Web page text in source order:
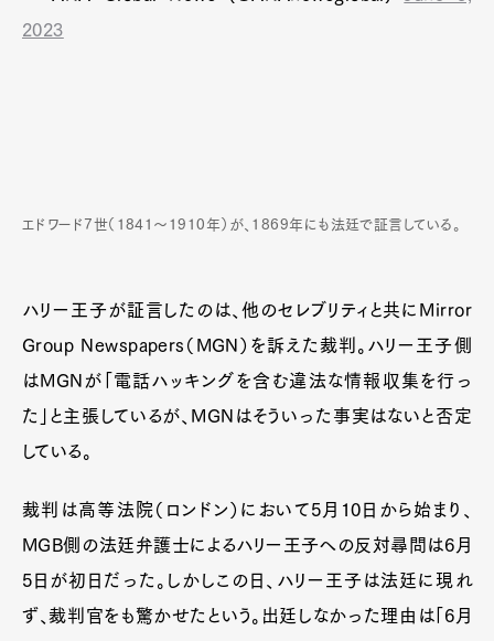
2023
エドワード7世（1841～1910年）が、1869年にも法廷で証言している。
ハリー王子が証言したのは、他のセレブリティと共にMirror
Group Newspapers（MGN）を訴えた裁判。ハリー王子側
はMGNが「電話ハッキングを含む違法な情報収集を行っ
た」と主張しているが、MGNはそういった事実はないと否定
している。
裁判は高等法院（ロンドン）において5月10日から始まり、
MGB側の法廷弁護士によるハリー王子への反対尋問は6月
5日が初日だった。しかしこの日、ハリー王子は法廷に現れ
ず、裁判官をも驚かせたという。出廷しなかった理由は「6月